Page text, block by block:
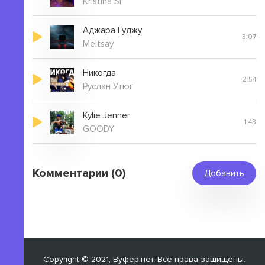
Аджара Гуджу
Meltsay
3:07
Никогда
Руслан Утюг
2:54
Kylie Jenner
GOODY
1:43
Комментарии (0) Добавить
Copyright © 2021, Вуфер.нет. Все права защищены.